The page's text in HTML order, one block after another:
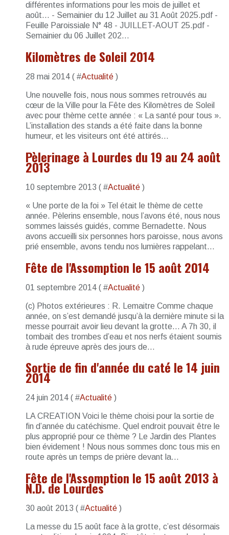
différentes informations pour les mois de juillet et
août... - Semainier du 12 Juillet au 31 Août 2025.pdf -
Feuille Paroissiale N° 48 - JUILLET-AOUT 25.pdf -
Semainier du 06 Juillet 202...
Kilomètres de Soleil 2014
28 mai 2014 ( #Actualité )
Une nouvelle fois, nous nous sommes retrouvés au
cœur de la Ville pour la Fête des Kilomètres de Soleil
avec pour thème cette année : « La santé pour tous ».
L’installation des stands a été faite dans la bonne
humeur, et les visiteurs ont été attirés...
Pèlerinage à Lourdes du 19 au 24 août
2013
10 septembre 2013 ( #Actualité )
« Une porte de la foi » Tel était le thème de cette
année. Pèlerins ensemble, nous l’avons été, nous nous
sommes laissés guidés, comme Bernadette. Nous
avons accueilli six personnes hors paroisse, nous avons
prié ensemble, avons tendu nos lumières rappelant...
Fête de l'Assomption le 15 août 2014
01 septembre 2014 ( #Actualité )
(c) Photos extérieures : R. Lemaitre Comme chaque
année, on s’est demandé jusqu’à la dernière minute si la
messe pourrait avoir lieu devant la grotte… A 7h 30, il
tombait des trombes d’eau et nos nerfs étaient soumis
à rude épreuve après des jours de...
Sortie de fin d'année du caté le 14 juin
2014
24 juin 2014 ( #Actualité )
LA CREATION Voici le thème choisi pour la sortie de
fin d’année du catéchisme. Quel endroit pouvait être le
plus approprié pour ce thème ? Le Jardin des Plantes
bien évidement ! Nous nous sommes donc tous mis en
route après un temps de prière devant la...
Fête de l'Assomption le 15 août 2013 à
N.D. de Lourdes
30 août 2013 ( #Actualité )
La messe du 15 août face à la grotte, c’est désormais